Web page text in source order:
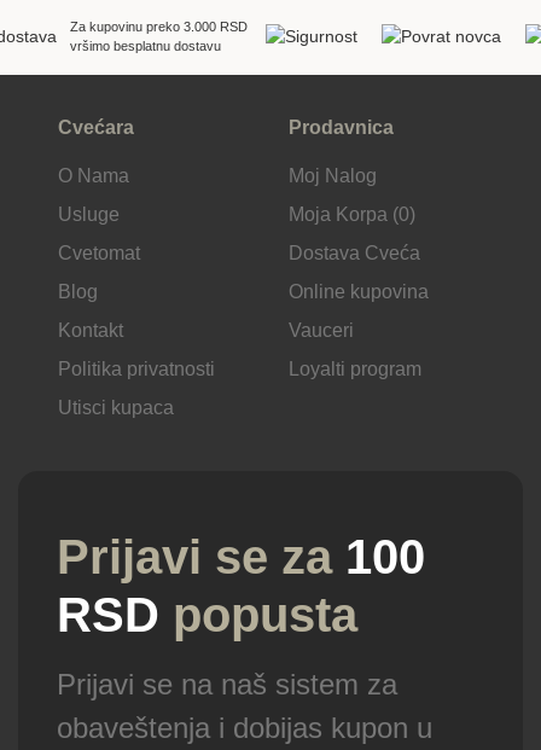
Za kupovinu preko 3.000 RSD
vršimo besplatnu dostavu
Cvećara
O Nama
Usluge
Cvetomat
Blog
Kontakt
Politika privatnosti
Utisci kupaca
Prodavnica
Moj Nalog
Moja Korpa (0)
Dostava Cveća
Online kupovina
Vauceri
Loyalti program
Prijavi se za 100
RSD popusta
Prijavi se na naš sistem za
obaveštenja i dobijas kupon u